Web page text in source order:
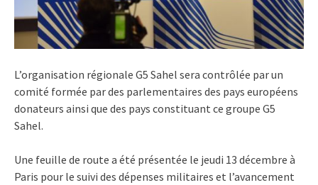
L’organisation régionale G5 Sahel sera contrôlée par un
comité formée par des parlementaires des pays européens
donateurs ainsi que des pays constituant ce groupe G5
Sahel.
Une feuille de route a été présentée le jeudi 13 décembre à
Paris pour le suivi des dépenses militaires et l’avancement